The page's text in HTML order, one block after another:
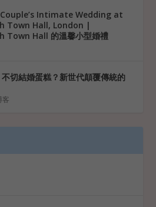
Intimate Wedding at
Town Hall, London |
Town Hall 的溫馨小型婚禮
切結婚蛋糕？新世代顛覆傳統的
客